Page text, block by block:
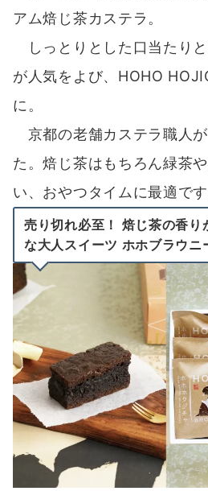
アム焙じ茶カステラ。
しっとりとした口当たり
が人気をよび、HOHO
に。
京都の老舗カステラ職人
た。焙じ茶はもちろん緑茶
い、おやつタイムに最適です
売り切れ必至！ 焙じ茶の香り
な大人スイーツ ホホブラウニ